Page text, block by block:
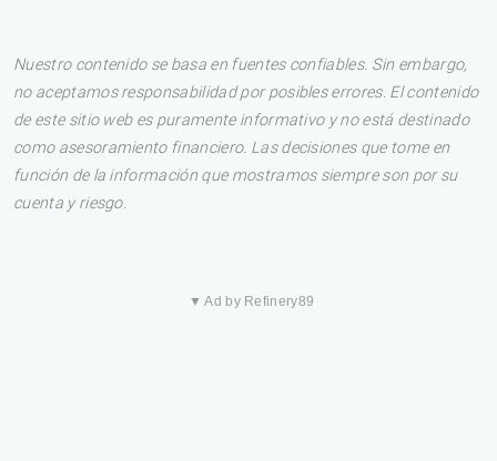
Nuestro contenido se basa en fuentes confiables. Sin embargo,
no aceptamos responsabilidad por posibles errores. El contenido
de este sitio web es puramente informativo y no está destinado
como asesoramiento financiero. Las decisiones que tome en
función de la información que mostramos siempre son por su
cuenta y riesgo.
▼ Ad by Refinery89